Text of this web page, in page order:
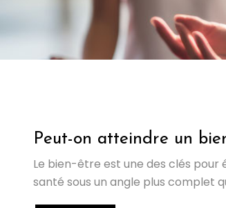
Peut-on atteindre un
Le bien-être est une des clés pour
santé sous un angle plus complet